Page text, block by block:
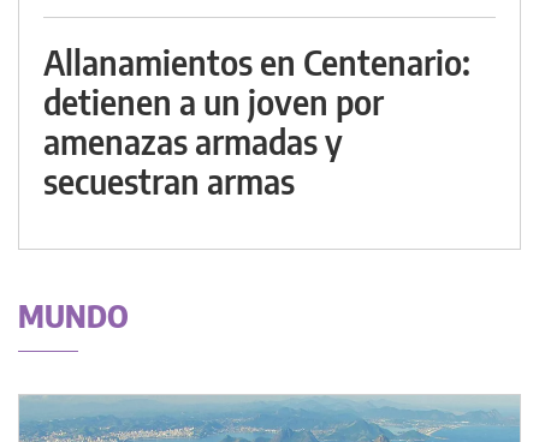
Allanamientos en Centenario:
detienen a un joven por
amenazas armadas y
secuestran armas
MUNDO